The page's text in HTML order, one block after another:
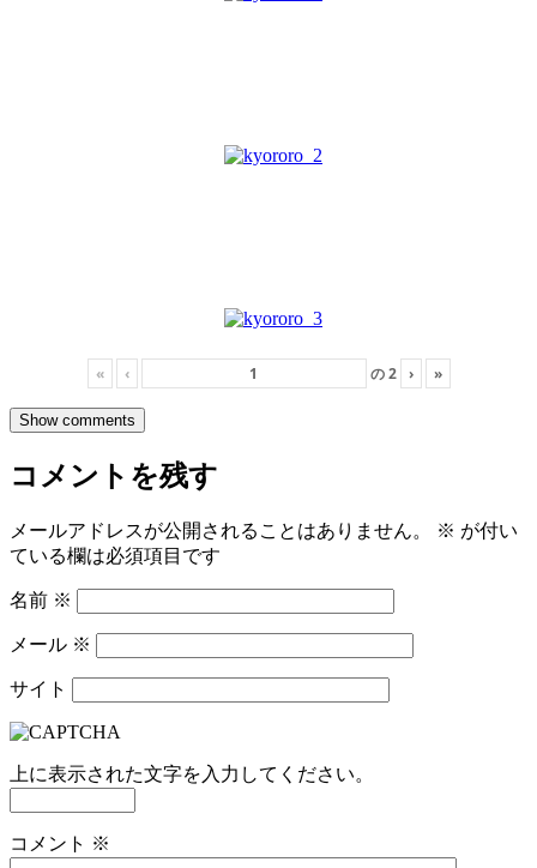
« ‹ の2 › »
Show comments
コメントを残す
メールアドレスが公開されることはありません。 ※ が付い
ている欄は必須項目です
名前 ※
メール ※
サイト
上に表示された文字を入力してください。
コメント ※